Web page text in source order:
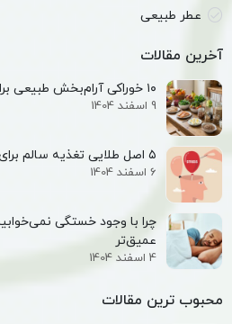
عطر طبیعی
آخرین مقالات
۱۰ خوراکی آرام‌بخش طبیعی برای اعصاب خسته
9 اسفند 1404
۵ اصل طلایی تغذیه سالم برای کنترل استرس
6 اسفند 1404
عمیق‌تر
4 اسفند 1404
محبوب ترین مقالات